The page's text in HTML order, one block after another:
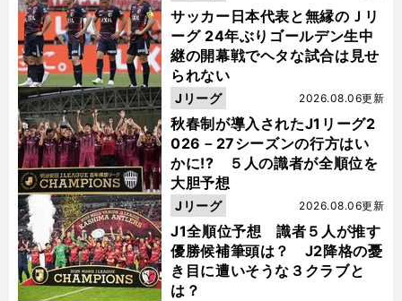
サッカー日本代表と無縁のＪリ
ーグ 24年ぶりゴールデン生中
継の開幕戦でヘタな試合は見せ
られない
秋春制が導入されたJ1リーグ2
026－27シーズンの行方はい
かに!? ５人の識者が全順位を
大胆予想
2026.08.06更新
Jリーグ
J1全順位予想 識者５人が推す
優勝候補筆頭は？ J2降格の憂
き目に遭いそうな３クラブと
は？
2026.08.06更新
Jリーグ